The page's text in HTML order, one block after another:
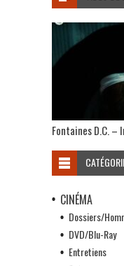
Fontaines D.C. –
CINÉMA
Dossiers/
DVD/Blu-Ray
Entretiens